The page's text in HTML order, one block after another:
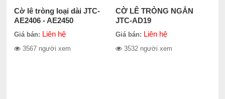
Cờ lê tròng loại dài JTC-
AE2406 - AE2450
Giá bán: Liên hệ
3567 người xem
CỜ LÊ TRÒNG NGẮN
JTC-AD19
Giá bán: Liên hệ
3532 người xem